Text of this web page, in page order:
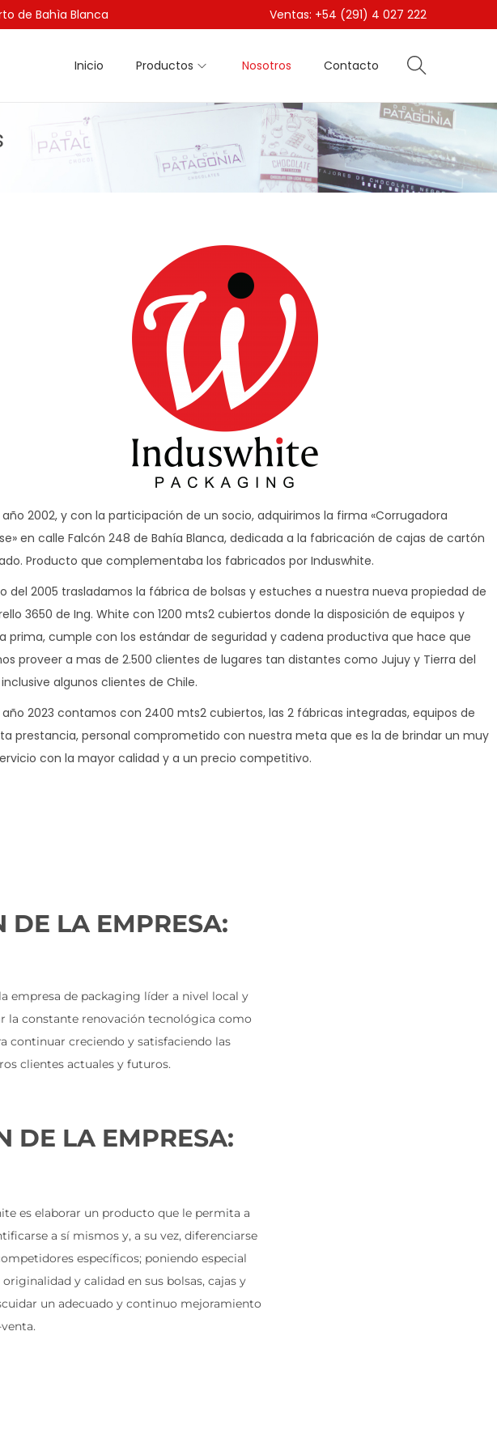
de Bahìa Blanca Ventas: +54 (291) 4 027 222
Inicio Productos Nosotros Contacto
año 2002, y con la participación de un socio, adquirimos la firma «Corrugadora
en calle Falcón 248 de Bahía Blanca, dedicada a la fabricación de cajas de cartón
Producto que complementaba los fabricados por Induswhite.
del 2005 trasladamos la fábrica de bolsas y estuches a nuestra nueva propiedad de
3650 de Ing. White con 1200 mts2 cubiertos donde la disposición de equipos y
prima, cumple con los estándar de seguridad y cadena productiva que hace que
proveer a mas de 2.500 clientes de lugares tan distantes como Jujuy y Tierra del
algunos clientes de Chile.
año 2023 contamos con 2400 mts2 cubiertos, las 2 fábricas integradas, equipos de
prestancia, personal comprometido con nuestra meta que es la de brindar un muy
con la mayor calidad y a un precio competitivo.
DE LA EMPRESA:
empresa de packaging líder a nivel local y
la constante renovación tecnológica como
continuar creciendo y satisfaciendo las
clientes actuales y futuros.
DE LA EMPRESA:
es elaborar un producto que le permita a
a sí mismos y, a su vez, diferenciarse
específicos; poniendo especial
y calidad en sus bolsas, cajas y
un adecuado y continuo mejoramiento